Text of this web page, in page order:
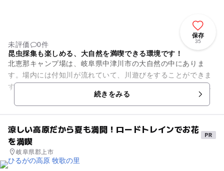
保存
35
未評価
0件
昆虫採集も楽しめる、大自然を満喫できる環境です！
北恵那キャンプ場は、岐阜県中津川市の大自然の中にありま
す。場内には付知川が流れていて、川遊びをすることができま
すし、初夏にはホタルが飛び交い、真夏にはクワガタムシなど
の昆虫も生息している環境です...
続きをみる
涼しい高原だから夏も満開！ロードトレインでお花
を満喫
岐阜県郡上市